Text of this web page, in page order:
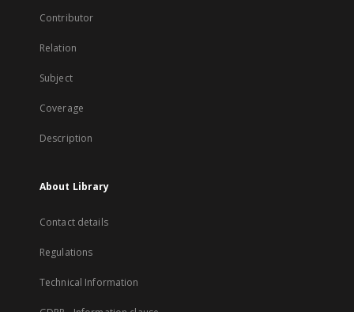
Contributor
Relation
Subject
Coverage
Description
About Library
Contact details
Regulations
Technical Information